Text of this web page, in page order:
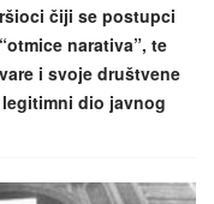
n
čiji se postupci
narativa”, te
i svoje društvene
dio javnog